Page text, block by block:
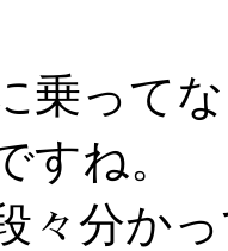
乗って
すね。
々分か